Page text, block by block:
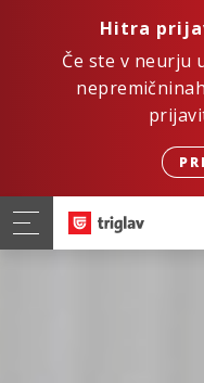
Hitra
Če ste v neurju